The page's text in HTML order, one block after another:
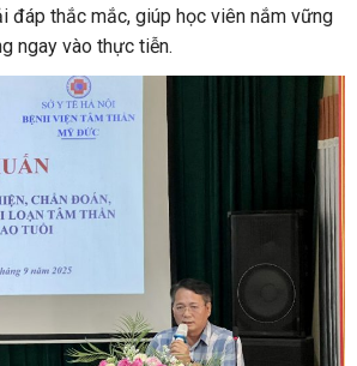
đáp thắc mắc, giúp học viên nắm vững
ngay vào thực tiễn.